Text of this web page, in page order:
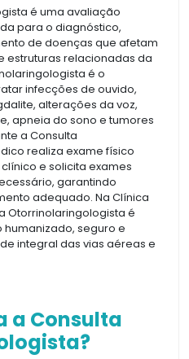
é uma avaliação
para o diagnóstico,
de doenças que afetam
estruturas relacionadas da
é o
infecções de ouvido,
alterações da voz,
apneia do sono e tumores
a Consulta
realiza exame físico
e solicita exames
garantindo
adequado. Na Clínica
Otorrinolaringologista é
seguro e
integral das vias aéreas e
a Consulta